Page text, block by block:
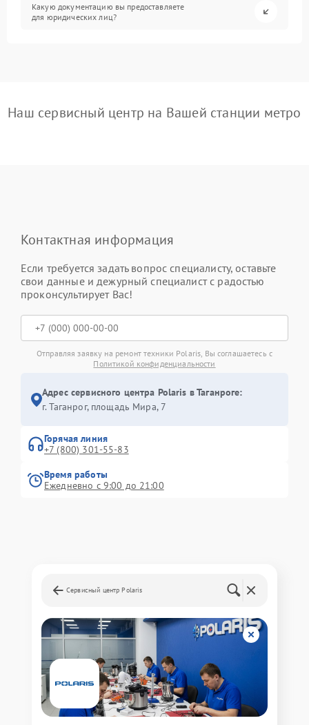
Какую документацию вы предоставляете
для юридических лиц?
Наш сервисный центр на Вашей станции метро
Контактная информация
Если требуется задать вопрос специалисту, оставьте
свои данные и дежурный специалист с радостью
проконсультирует Вас!
Отправляя заявку на ремонт техники Polaris, Вы соглашаетесь с
Политикой конфиденциальности
Адрес сервисного центра Polaris в Таганроге:
г. Таганрог, площадь Мира, 7
Горячая линия
+7 (800) 301-55-83
Время работы
Ежедневно с 9:00 до 21:00
Сервисный центр Polaris